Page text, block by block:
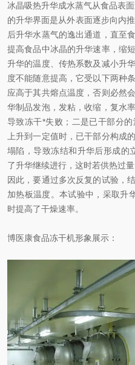
冰晶吸热升华成水蒸气从食品表
的升华界面是从外表面逐步向内
后升华水蒸气的逸出通道，直至
提高食品中冰晶的升华速率，缩
升华的温度、传热系数及减小升
度不能随意提高，它受以下两种
应高于其共熔点温度，否则必然
华制品发泡，发粘，收缩，复水
导致冻干*失败；二是已干部分
上升到一定值时，已干部分构成
塌陷，导致冻结和升华后形成的
了升华继续进行，这时若供热过
因此，要通过多次反复的试验，
加热板温度。本试验中，采取升
时提高了干燥速率。
博医康食品冻干机形象展示：